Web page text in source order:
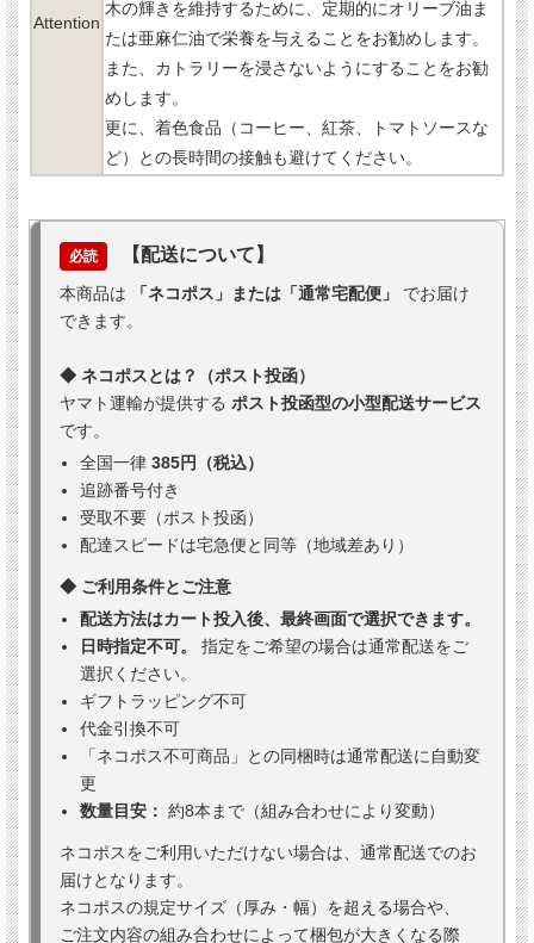
Attention
木の輝きを維持するために、定期的にオリーブ油ま
たは亜麻仁油で栄養を与えることをお勧めします。
また、カトラリーを浸さないようにすることをお勧
めします。
更に、着色食品（コーヒー、紅茶、トマトソースな
ど）との長時間の接触も避けてください。
必読 【配送について】
本商品は 「ネコポス」または「通常宅配便」
でお届け
できます。
◆ ネコポスとは？（ポスト投函）
ヤマト運輸が提供する ポスト投函型の小型配送サービス
です。
全国一律 385円（税込）
追跡番号付き
受取不要（ポスト投函）
配達スピードは宅急便と同等（地域差あり）
◆ ご利用条件とご注意
配送方法はカート投入後、最終画面で選択できます。
日時指定不可。
指定をご希望の場合は通常配送をご
選択ください。
ギフトラッピング不可
代金引換不可
「ネコポス不可商品」との同梱時は通常配送に自動変
更
数量目安： 約8本まで（組み合わせにより変動）
ネコポスをご利用いただけない場合は、通常配送でのお
届けとなります。
ネコポスの規定サイズ（厚み・幅）を超える場合や、
ご注文内容の組み合わせによって梱包が大きくなる際